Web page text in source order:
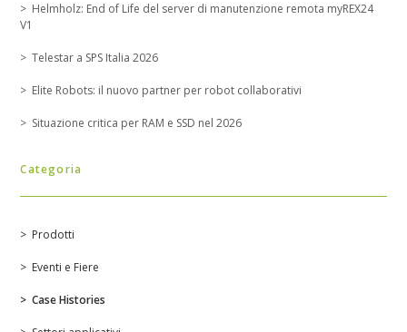
Helmholz: End of Life del server di manutenzione remota myREX24
V1
Telestar a SPS Italia 2026
Elite Robots: il nuovo partner per robot collaborativi
Situazione critica per RAM e SSD nel 2026
Categoria
Prodotti
Eventi e Fiere
Case Histories